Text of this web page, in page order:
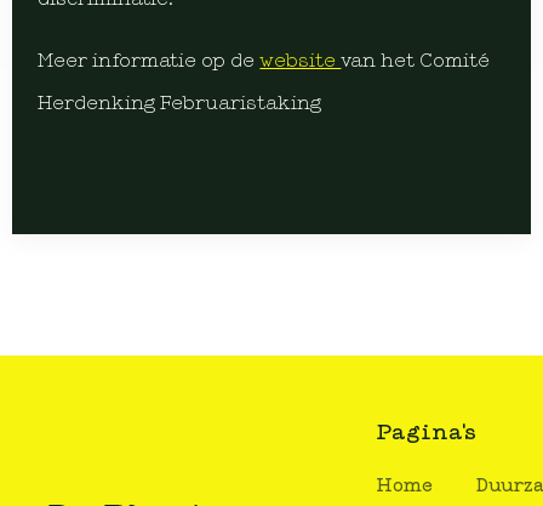
Meer informatie op dewebsitevan het Comité
Herdenking Februaristaking
Pagina's
Home